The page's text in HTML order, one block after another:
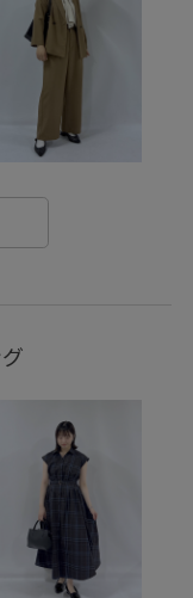
スッキリ
パンツ
ト感
人っぽい
布